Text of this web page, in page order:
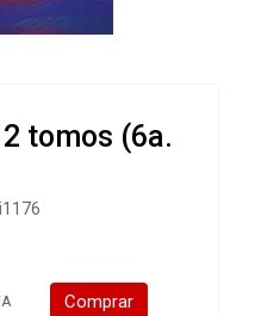
tomos (6a.
Comprar